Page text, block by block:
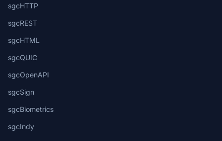
sgcHTTP
sgcREST
sgcHTML
sgcQUIC
sgcOpenAPI
sgcSign
sgcBiometrics
sgcIndy